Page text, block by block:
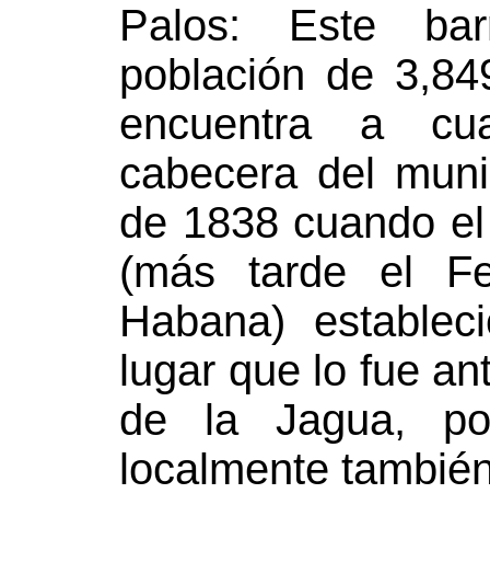
Palos: Este
población de
encuentra a
cabecera del
de 1838 cuando
(más tarde el
Habana)
lugar que lo fue
de la Jagua,
localmente